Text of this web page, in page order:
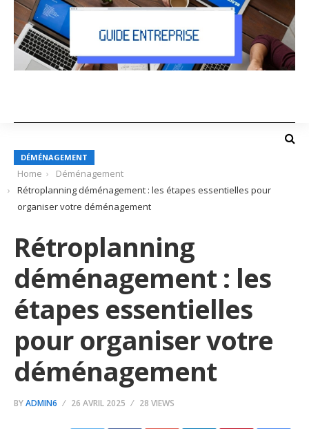
DÉMÉNAGEMENT
Home
Déménagement
Rétroplanning déménagement : les étapes essentielles pour
organiser votre déménagement
Rétroplanning
déménagement : les
étapes essentielles
pour organiser votre
déménagement
BYADMIN6 26 AVRIL 2025 28 VIEWS